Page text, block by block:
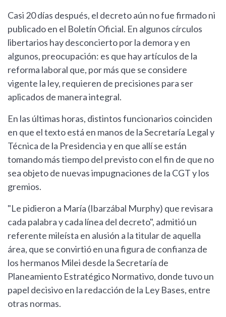
Casi 20 días después, el decreto aún no fue firmado ni
publicado en el Boletín Oficial. En algunos círculos
libertarios hay desconcierto por la demora y en
algunos, preocupación: es que hay artículos de la
reforma laboral que, por más que se considere
vigente la ley, requieren de precisiones para ser
aplicados de manera integral.
En las últimas horas, distintos funcionarios coinciden
en que el texto está en manos de la Secretaría Legal y
Técnica de la Presidencia y en que allí se están
tomando más tiempo del previsto con el fin de que no
sea objeto de nuevas impugnaciones de la CGT y los
gremios.
"Le pidieron a María (Ibarzábal Murphy) que revisara
cada palabra y cada línea del decreto", admitió un
referente mileísta en alusión a la titular de aquella
área, que se convirtió en una figura de confianza de
los hermanos Milei desde la Secretaría de
Planeamiento Estratégico Normativo, donde tuvo un
papel decisivo en la redacción de la Ley Bases, entre
otras normas.